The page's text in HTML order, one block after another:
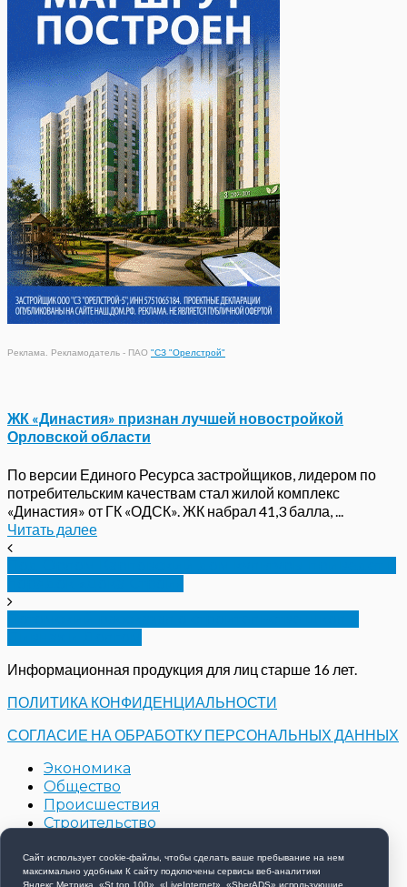
Реклама. Рекламодатель - ПАО "СЗ "Орелстрой"
ЖК «Династия» признан лучшей новостройкой
Орловской области
По версии Единого Ресурса застройщиков, лидером по
потребительским качествам стал жилой комплекс
«Династия» от ГК «ОДСК». ЖК набрал 41,3 балла, ...
Читать далее
Информационная продукция для лиц старше 16 лет.
ПОЛИТИКА КОНФИДЕНЦИАЛЬНОСТИ
СОГЛАСИЕ НА ОБРАБОТКУ ПЕРСОНАЛЬНЫХ ДАННЫХ
Экономика
Общество
Происшествия
Строительство
Новости компаний
Сайт использует cookie-файлы, чтобы сделать ваше пребывание на нем
максимально удобным К cайту подключены сервисы веб-аналитики
Яндекс.Метрика, «St.top.100», «LiveInternet», «SberADS» использующиe